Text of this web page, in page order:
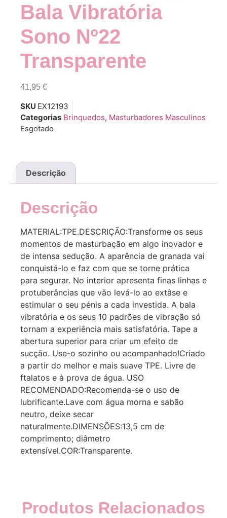
Bala Vibratória
Sono Nº22
Transparente
41,95 €
SKU EX12193
Categorias Brinquedos, Masturbadores Masculinos
Esgotado
Descrição
Descrição
MATERIAL:TPE.DESCRIÇÃO:Transforme os seus
momentos de masturbação em algo inovador e
de intensa sedução. A aparência de granada vai
conquistá-lo e faz com que se torne prática
para segurar. No interior apresenta finas linhas e
protuberâncias que vão levá-lo ao extâse e
estimular o seu pénis a cada investida. A bala
vibratória e os seus 10 padrões de vibração só
tornam a experiência mais satisfatória. Tape a
abertura superior para criar um efeito de
sucção. Use-o sozinho ou acompanhado!Criado
a partir do melhor e mais suave TPE. Livre de
ftalatos e à prova de água. USO
RECOMENDADO:Recomenda-se o uso de
lubrificante.Lave com água morna e sabão
neutro, deixe secar
naturalmente.DIMENSÕES:13,5 cm de
comprimento; diâmetro
extensível.COR:Transparente.
Produtos Relacionados